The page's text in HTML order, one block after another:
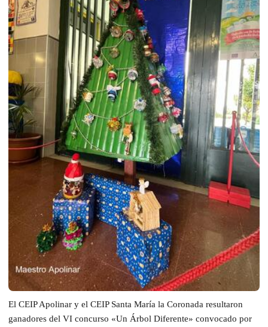
El CEIP Apolinar y el CEIP Santa María la Coronada resultaron
ganadores del VI concurso «Un Árbol Diferente» convocado por